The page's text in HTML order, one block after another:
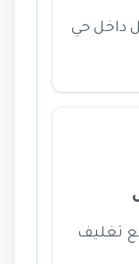
داخل حي
تغليف